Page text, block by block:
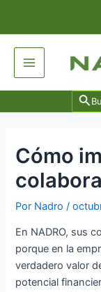
Main
Menu
for:
Cómo
Por Nadro/
En NADRO, sus
porque en la
verdadero valor
potencial